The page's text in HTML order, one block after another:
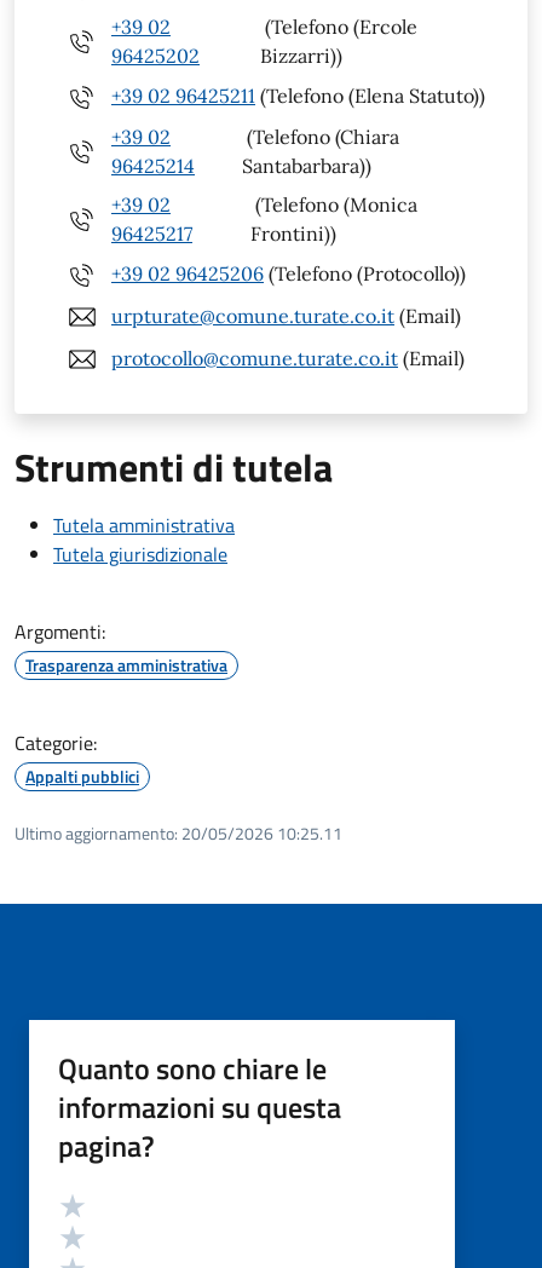
+39 02
96425202
(Telefono (Ercole
Bizzarri))
+39 02 96425211 (Telefono (Elena Statuto))
+39 02
96425214
(Telefono (Chiara
Santabarbara))
+39 02
96425217
(Telefono (Monica
Frontini))
+39 02 96425206 (Telefono (Protocollo))
urpturate@comune.turate.co.it (Email)
protocollo@comune.turate.co.it (Email)
Strumenti di tutela
Tutela amministrativa
Tutela giurisdizionale
Argomenti:
Trasparenza amministrativa
Categorie:
Appalti pubblici
Ultimo aggiornamento: 20/05/2026 10:25.11
Quanto sono chiare le
informazioni su questa
pagina?
Valutazione